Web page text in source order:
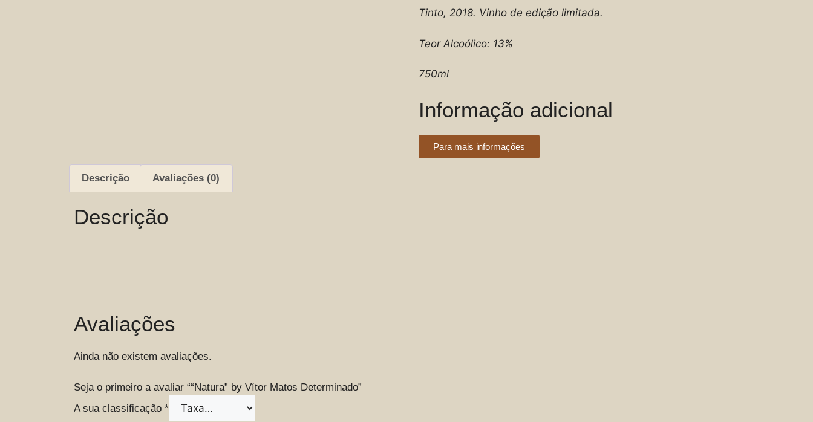
Tinto, 2018. Vinho de edição limitada.
Teor Alcoólico: 13%
750ml
Informação adicional
Para mais informações
Descrição Avaliações (0)
Descrição
Avaliações
Ainda não existem avaliações.
Seja o primeiro a avaliar ““Natura” by Vítor Matos Determinado”
A sua classificação *